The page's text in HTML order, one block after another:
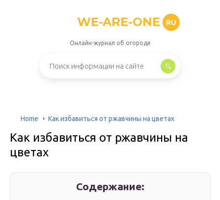
WE-ARE-ONE RU
Онлайн-журнал об огороде
Home Как избавиться от ржавчины на цветах
Как избавиться от ржавчины на
цветах
Содержание: